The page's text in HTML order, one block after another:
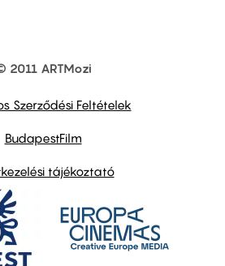
2011 ARTMozi
Szerződési Feltételek
BudapestFilm
tájékoztató